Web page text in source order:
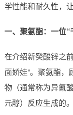
学性能和耐久性，
一、聚氨酯：一位
在介绍新癸酸锌之
面娇娃”。聚氨酯
物（通常称为异氰
元醇）反应生成的。